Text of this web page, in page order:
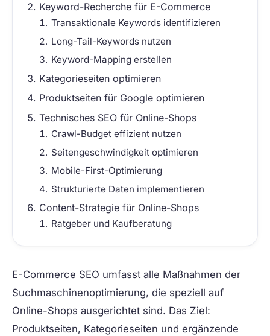
Keyword-Recherche für E-Commerce
Transaktionale Keywords identifizieren
Long-Tail-Keywords nutzen
Keyword-Mapping erstellen
Kategorieseiten optimieren
Produktseiten für Google optimieren
Technisches SEO für Online-Shops
Crawl-Budget effizient nutzen
Seitengeschwindigkeit optimieren
Mobile-First-Optimierung
Strukturierte Daten implementieren
Content-Strategie für Online-Shops
Ratgeber und Kaufberatung
E-Commerce SEO umfasst alle Maßnahmen der
Suchmaschinenoptimierung, die speziell auf
Online-Shops ausgerichtet sind. Das Ziel:
Produktseiten, Kategorieseiten und ergänzende